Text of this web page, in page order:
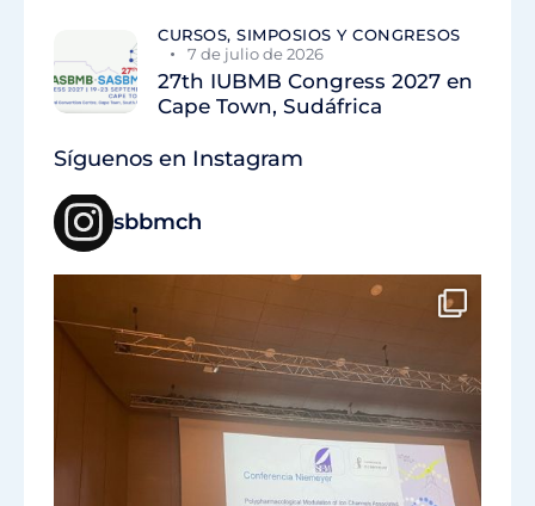
CURSOS, SIMPOSIOS Y CONGRESOS
7 de julio de 2026
27th IUBMB Congress 2027 en
Cape Town, Sudáfrica
Síguenos en Instagram
sbbmch